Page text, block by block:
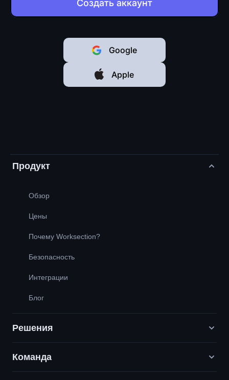
Создать аккаунт
Google
Apple
Продукт
Обзор
Цены
Почему Worksection?
Безопасность
Интеграции
Блог
Решения
Digital-маркетинговые агентства
Команда